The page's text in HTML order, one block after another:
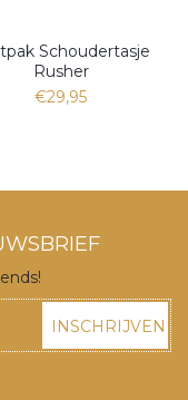
Schoudertasje
Rusher
€29,95
INSCHRIJVEN